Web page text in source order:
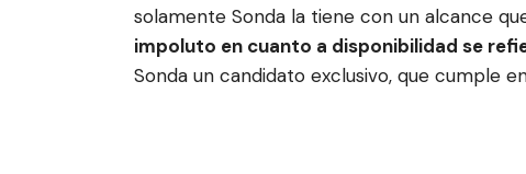
solamente Sonda la tiene con un alcance
impoluto en cuanto a disponibilidad se
Sonda un candidato exclusivo, que cumple